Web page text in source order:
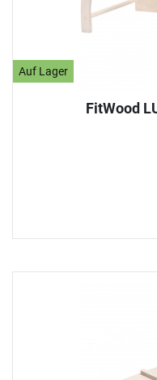
Auf Lager
FitWood